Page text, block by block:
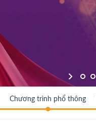
Chương trình phổ thông